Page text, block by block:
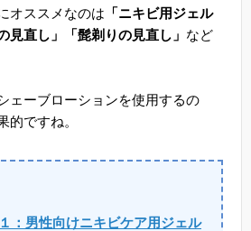
オススメなのは 「ニキビ用ジェル
見直し」「髭剃りの見直し」 など
ェーブローションを使用するの
的ですね。
：男性向けニキビケア用ジェル